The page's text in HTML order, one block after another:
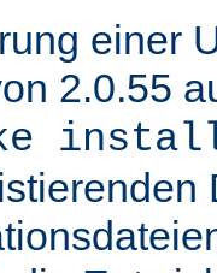
einer
2.0.55